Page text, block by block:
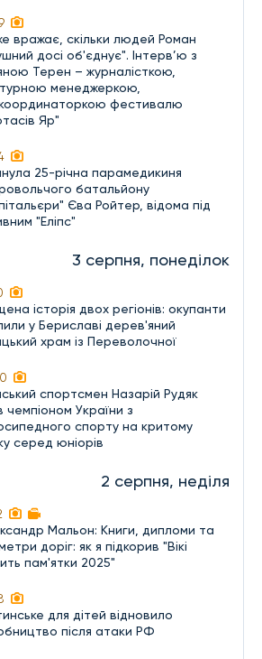
вражає, скільки людей Роман
досі об'єднує". Інтерв’ю з
Терен – журналісткою,
менеджеркою,
фестивалю
Яр"
25-річна парамедикиня
батальйону
Єва Ройтер, відома під
"Еліпс"
3 серпня, понеділок
історія двох регіонів: окупанти
у Бериславі дерев'яний
храм із Переволочної
спортсмен Назарій Рудяк
чемпіоном України з
спорту на критому
серед юніорів
2 серпня, неділя
Мальон: Книги, дипломи та
доріг: як я підкорив "Вікі
пам'ятки 2025"
для дітей відновило
після атаки РФ